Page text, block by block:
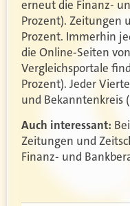
erneut die Finanz-
Prozent). Zeitungen
Prozent. Immerhin
die Online-Seiten
Vergleichsportale
Prozent). Jeder
und Bekanntenkreis
Auch interessant:
Zeitungen und
Finanz- und